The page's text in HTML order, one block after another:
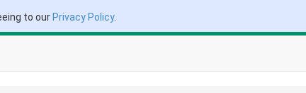
to our Privacy Policy.